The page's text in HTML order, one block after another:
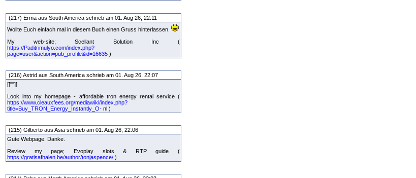
(217) Erma aus South America schrieb am 01. Aug 26, 22:11
Wollte Euch einfach mal in diesem Buch einen Gruss hinterlassen.
My web-site; Scellant Solution Inc (
https://Paditrimulyo.com/index.php?
page=user&action=pub_profile&id=16635 )
(216) Astrid aus South America schrieb am 01. Aug 26, 22:07
[[""]]
Look into my homepage - affordable tron energy rental service (
https://www.cleauxfees.org/mediawiki/index.php?
title=Buy_TRON_Energy_Instantly_O- nl )
(215) Gilberto aus Asia schrieb am 01. Aug 26, 22:06
Gute Webpage. Danke.
Review my page; Evoplay slots & RTP guide (
https://gratisafhalen.be/author/tonjaspence/ )